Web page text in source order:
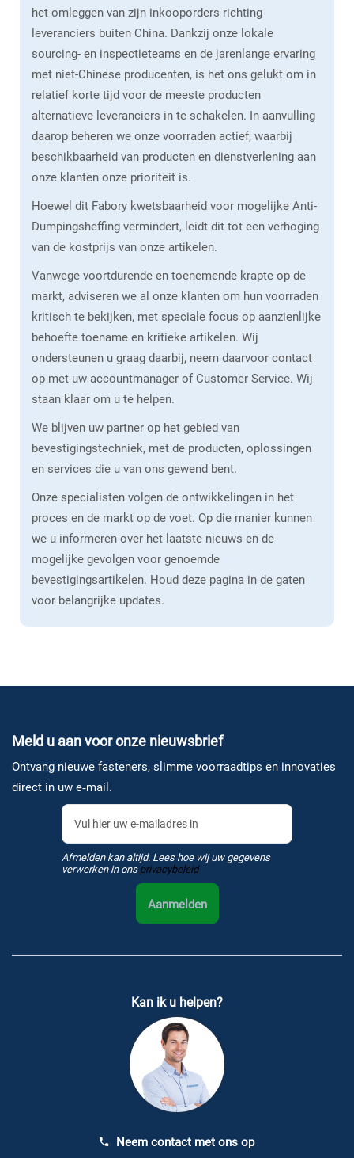
het omleggen van zijn inkooporders richting
leveranciers buiten China. Dankzij onze lokale
sourcing- en inspectieteams en de jarenlange ervaring
met niet-Chinese producenten, is het ons gelukt om in
relatief korte tijd voor de meeste producten
alternatieve leveranciers in te schakelen. In aanvulling
daarop beheren we onze voorraden actief, waarbij
beschikbaarheid van producten en dienstverlening aan
onze klanten onze prioriteit is.
Hoewel dit Fabory kwetsbaarheid voor mogelijke Anti-
Dumpingsheffing vermindert, leidt dit tot een verhoging
van de kostprijs van onze artikelen.
Vanwege voortdurende en toenemende krapte op de
markt, adviseren we al onze klanten om hun voorraden
kritisch te bekijken, met speciale focus op aanzienlijke
behoefte toename en kritieke artikelen. Wij
ondersteunen u graag daarbij, neem daarvoor contact
op met uw accountmanager of Customer Service. Wij
staan klaar om u te helpen.
We blijven uw partner op het gebied van
bevestigingstechniek, met de producten, oplossingen
en services die u van ons gewend bent.
Onze specialisten volgen de ontwikkelingen in het
proces en de markt op de voet. Op die manier kunnen
we u informeren over het laatste nieuws en de
mogelijke gevolgen voor genoemde
bevestigingsartikelen. Houd deze pagina in de gaten
voor belangrijke updates.
Meld u aan voor onze nieuwsbrief
Ontvang nieuwe fasteners, slimme voorraadtips en innovaties
direct in uw e‑mail.
Afmelden kan altijd. Lees hoe wij uw gegevens
verwerken in ons privacybeleid
Aanmelden
Kan ik u helpen?
Neem contact met ons op